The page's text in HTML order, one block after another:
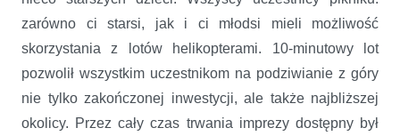
zarówno ci starsi, jak i ci młodsi mieli możliwość
skorzystania z lotów helikopterami. 10-minutowy lot
pozwolił wszystkim uczestnikom na podziwianie z góry
nie tylko zakończonej inwestycji, ale także najbliższej
okolicy. Przez cały czas trwania imprezy dostępny był